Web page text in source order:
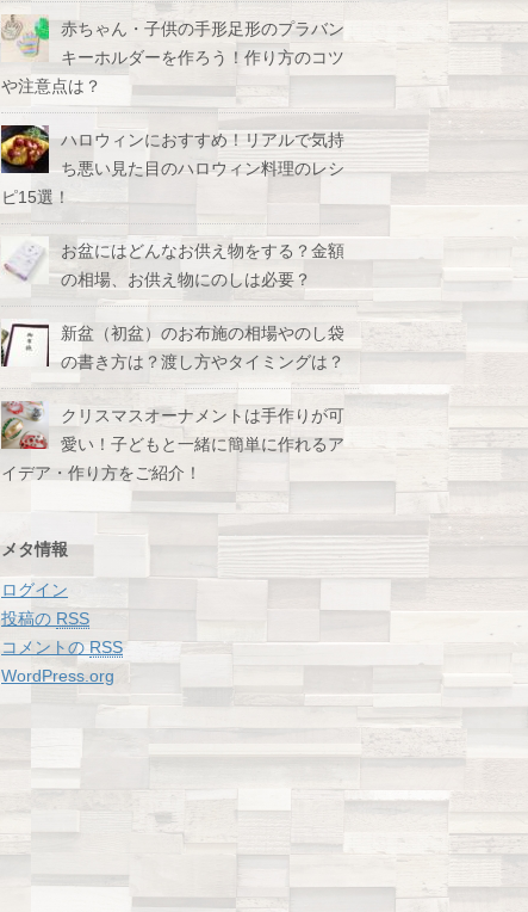
赤ちゃん・子供の手形足形のプラバン
キーホルダーを作ろう！作り方のコツ
や注意点は？
ハロウィンにおすすめ！リアルで気持
ち悪い見た目のハロウィン料理のレシ
ピ15選！
お盆にはどんなお供え物をする？金額
の相場、お供え物にのしは必要？
新盆（初盆）のお布施の相場やのし袋
の書き方は？渡し方やタイミングは？
クリスマスオーナメントは手作りが可
愛い！子どもと一緒に簡単に作れるア
イデア・作り方をご紹介！
メタ情報
ログイン
投稿の RSS
コメントのRSS
WordPress.org